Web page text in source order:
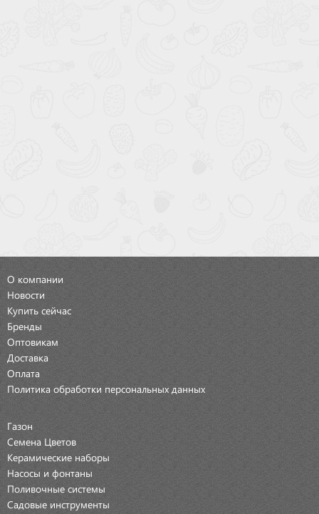
О компании
Новости
Купить сейчас
Бренды
Оптовикам
Доставка
Оплата
Политика обработки персональных данных
Газон
Семена Цветов
Керамические наборы
Насосы и фонтаны
Поливочные системы
Садовые инструменты